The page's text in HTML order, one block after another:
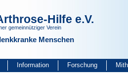
Hilfe e.V.
gemeinnütziger Verein
Menschen
Information Forschung